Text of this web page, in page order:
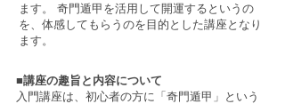
ます。 奇門遁甲を活用して開運するというの
を、体感してもらうのを目的とした講座となり
ます。
■講座の趣旨と内容について
入門講座は、初心者の方に「奇門遁甲」という